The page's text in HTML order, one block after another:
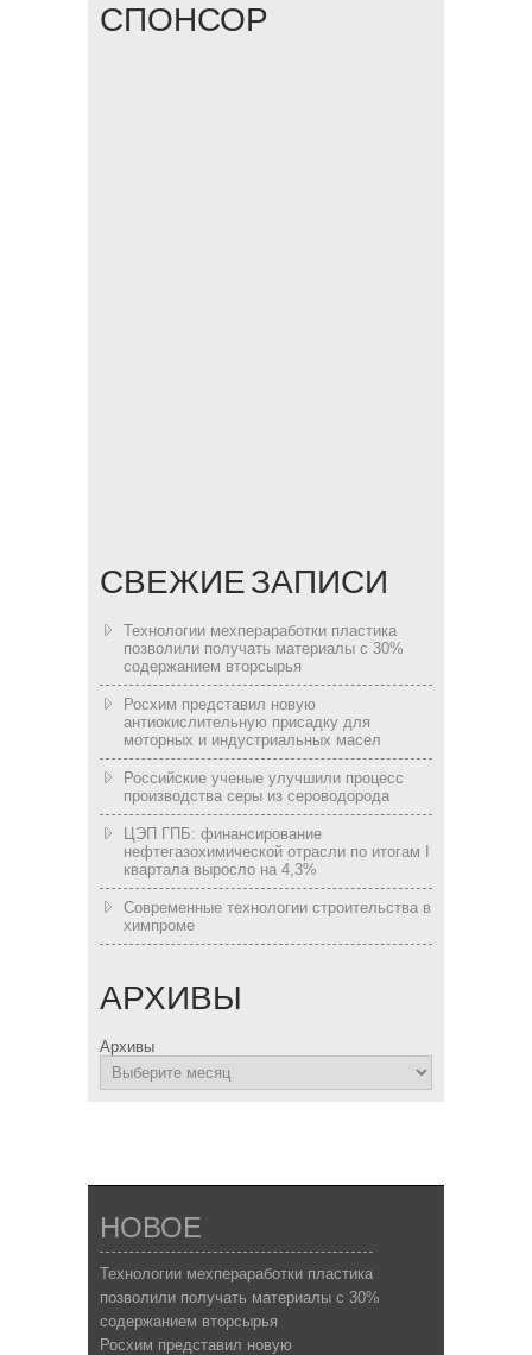
СПОНСОР
СВЕЖИЕ ЗАПИСИ
Технологии мехпераработки пластика
позволили получать материалы с 30%
содержанием вторсырья
Росхим представил новую
антиокислительную присадку для
моторных и индустриальных масел
Российские ученые улучшили процесс
производства серы из сероводорода
ЦЭП ГПБ: финансирование
нефтегазохимической отрасли по итогам I
квартала выросло на 4,3%
Современные технологии строительства в
химпроме
АРХИВЫ
Архивы
НОВОЕ
Технологии мехпераработки пластика
позволили получать материалы с 30%
содержанием вторсырья
Росхим представил новую